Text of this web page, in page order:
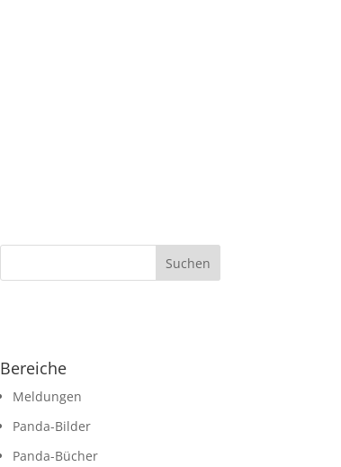
Bereiche
Meldungen
Panda-Bilder
Panda-Bücher